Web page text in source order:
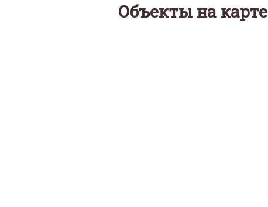
Объекты на карте